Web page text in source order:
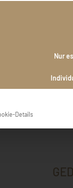
Nur
Details